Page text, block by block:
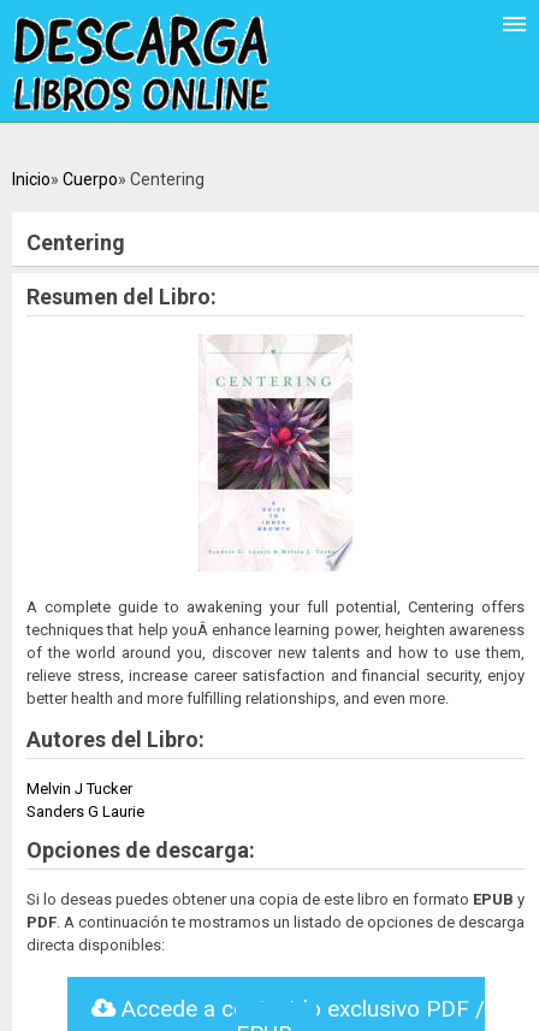
Inicio Cuerpo Centering
Centering
Resumen del Libro:
A complete guide to awakening your full potential, Centering offers
techniques that help youÂ enhance learning power, heighten awareness
of the world around you, discover new talents and how to use them,
relieve stress, increase career satisfaction and financial security, enjoy
better health and more fulfilling relationships, and even more.
Autores del Libro:
Melvin J Tucker
Sanders G Laurie
Opciones de descarga:
Si lo deseas puedes obtener una copia de este libro en formato EPUB y
PDF . A continuación te mostramos un listado de opciones de descarga
directa disponibles:
Accede a contenido exclusivo PDF /